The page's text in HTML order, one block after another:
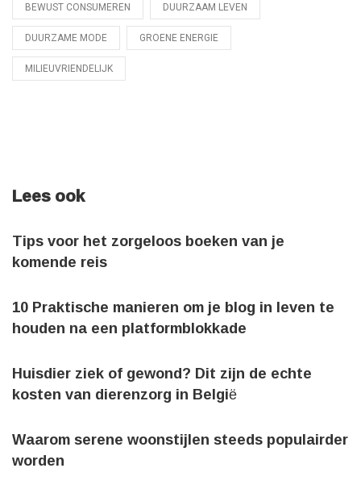
Tagged
with
BEWUST CONSUMEREN DUURZAAM LEVEN
DUURZAME MODE GROENE ENERGIE
MILIEUVRIENDELIJK
Lees ook
Tips voor het zorgeloos boeken van je
komende reis
10 Praktische manieren om je blog in leven te
houden na een platformblokkade
Huisdier ziek of gewond? Dit zijn de echte
kosten van dierenzorg in België
Waarom serene woonstijlen steeds populairder
worden